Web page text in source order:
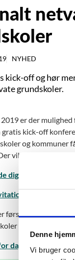
Denne
Vi bruger
NYHED
kick-off og hør
grundskoler.
er der
kick-off
og kommuner
vil også være
dig kick-off
til
først-til-mølle, da
og kommuner,
dagen (pdf)